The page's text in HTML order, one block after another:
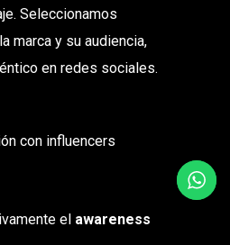
Seleccionamos
marca y su audiencia,
en redes sociales.
con influencers
el awareness